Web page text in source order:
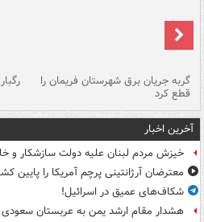
گربه جریان برق شهرستان فریمان را
قطع کرد
آخرین اخبار
خیزش مردم لبنان علیه دولت سازشکار و
معترضان آرژانتینی پرچم آمریکا را پایین
شکاف‌های عمیق در اسرائیل!
هشدار مقام ارشد یمن به عربستان سعودی